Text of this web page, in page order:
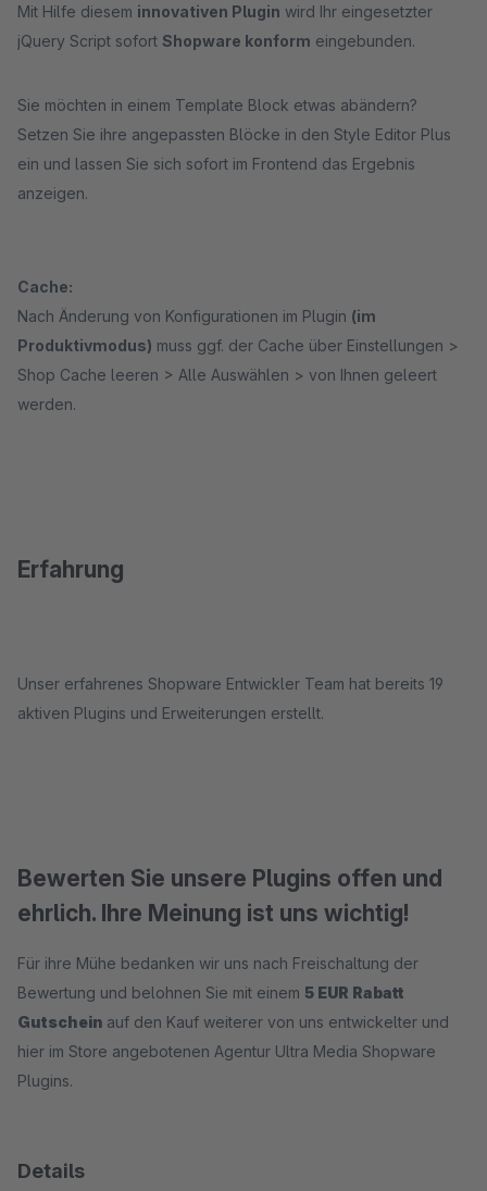
Mit Hilfe diesem innovativen Plugin wird Ihr eingesetzter
jQuery Script sofort Shopware konform eingebunden.
Sie möchten in einem Template Block etwas abändern?
Setzen Sie ihre angepassten Blöcke in den Style Editor Plus
ein und lassen Sie sich sofort im Frontend das Ergebnis
anzeigen.
Cache:
Nach Änderung von Konfigurationen im Plugin (im
Produktivmodus) muss ggf. der Cache über Einstellungen >
Shop Cache leeren > Alle Auswählen > von Ihnen geleert
werden.
Erfahrung
Unser erfahrenes Shopware Entwickler Team hat bereits 19
aktiven Plugins und Erweiterungen erstellt.
Bewerten Sie unsere Plugins offen und
ehrlich. Ihre Meinung ist uns wichtig!
Für ihre Mühe bedanken wir uns nach Freischaltung der
Bewertung und belohnen Sie mit einem 5 EUR Rabatt
Gutschein auf den Kauf weiterer von uns entwickelter und
hier im Store angebotenen Agentur Ultra Media Shopware
Plugins.
Details